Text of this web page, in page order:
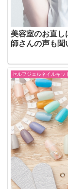
美容室のお直し
師さんの声も聞
セルフジェルネイルキッ